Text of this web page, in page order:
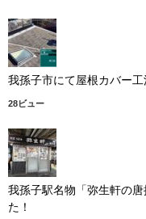
我孫子市にて屋根カバー
28ビュー
我孫子駅名物「弥生軒の
た！